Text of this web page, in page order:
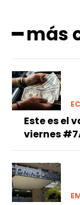
━ más
Este es el
viernes